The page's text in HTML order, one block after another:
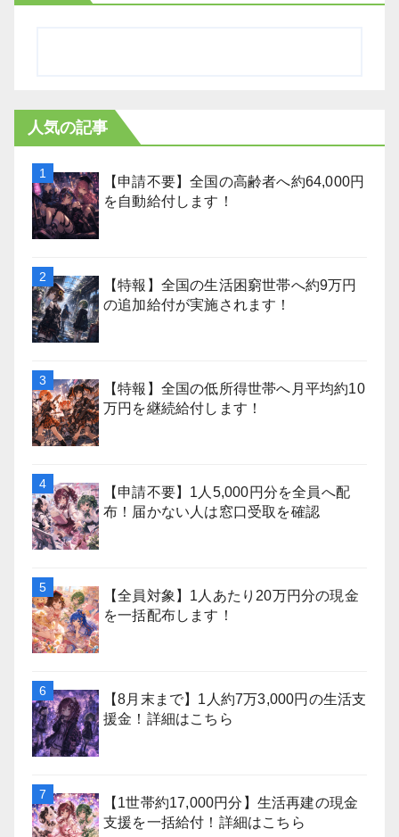
人気の記事
【申請不要】全国の高齢者へ約64,000円
を自動給付します！
【特報】全国の生活困窮世帯へ約9万円
の追加給付が実施されます！
【特報】全国の低所得世帯へ月平均約10
万円を継続給付します！
【申請不要】1人5,000円分を全員へ配
布！届かない人は窓口受取を確認
【全員対象】1人あたり20万円分の現金
を一括配布します！
【8月末まで】1人約7万3,000円の生活支
援金！詳細はこちら
【1世帯約17,000円分】生活再建の現金
支援を一括給付！詳細はこちら